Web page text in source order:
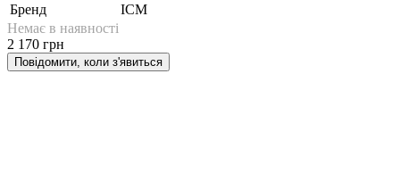
Бренд
ICM
Немає в наявності
2 170 грн
Повідомити, коли з'явиться